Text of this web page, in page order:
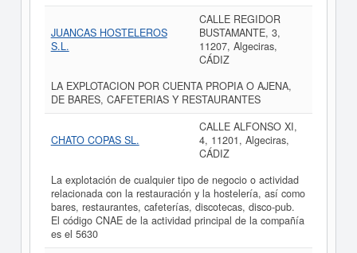
JUANCAS HOSTELEROS
S.L.
CALLE REGIDOR
BUSTAMANTE, 3,
11207, Algeciras,
CÁDIZ
LA EXPLOTACION POR CUENTA PROPIA O AJENA,
DE BARES, CAFETERIAS Y RESTAURANTES
CHATO COPAS SL.
CALLE ALFONSO XI,
4, 11201, Algeciras,
CÁDIZ
La explotación de cualquier tipo de negocio o actividad
relacionada con la restauración y la hostelería, así como
bares, restaurantes, cafeterías, discotecas, disco-pub.
El código CNAE de la actividad principal de la compañía
es el 5630